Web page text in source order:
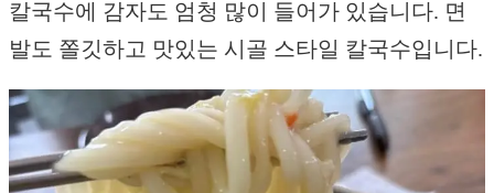
칼국수에 감자도 엄청 많이 들어가 있습니다. 면
발도 쫄깃하고 맛있는 시골 스타일 칼국수입니다.